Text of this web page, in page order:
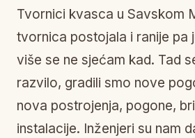
Tvornici kvasca u Savskom
tvornica postojala i ranije pa
više se ne sjećam kad. Tad
razvilo, gradili smo nove
nova postrojenja, pogone,
instalacije. Inženjeri su nam